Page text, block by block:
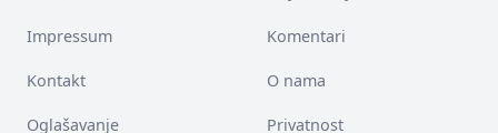
Impressum Komentari
Kontakt O nama
Oglašavanje Privatnost